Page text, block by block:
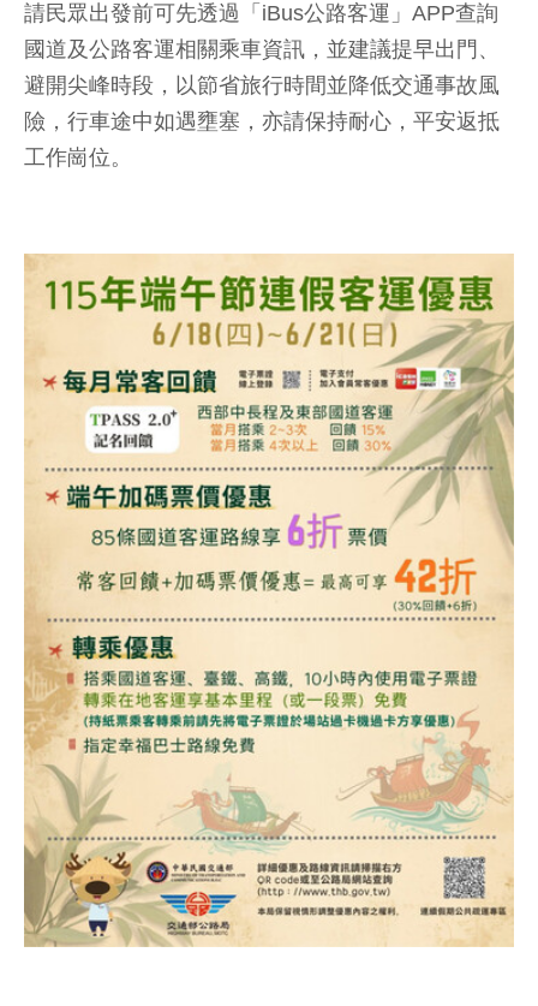
請民眾出發前可先透過「iBus公路客運」APP查詢
國道及公路客運相關乘車資訊，並建議提早出門、
避開尖峰時段，以節省旅行時間並降低交通事故風
險，行車途中如遇壅塞，亦請保持耐心，平安返抵
工作崗位。